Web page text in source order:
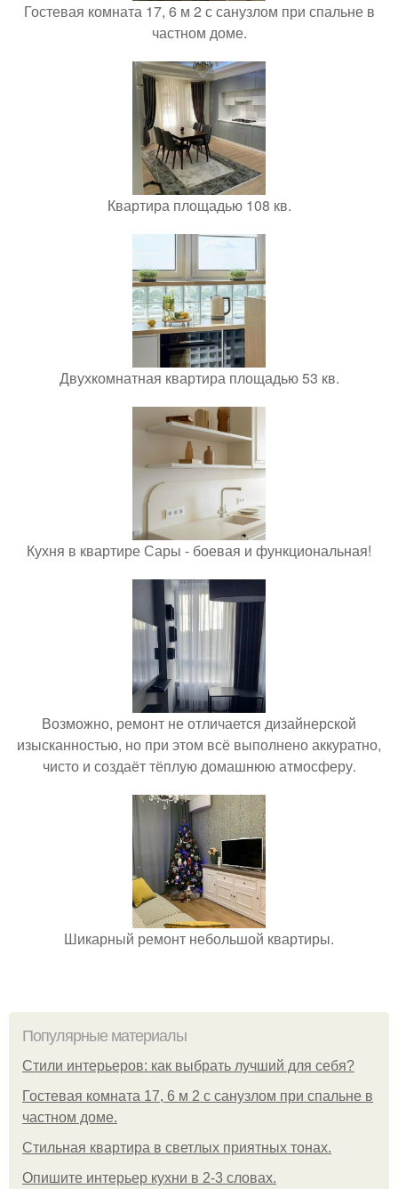
Гостевая комната 17, 6 м 2 с санузлом при спальне в
частном доме.
Квартира площадью 108 кв.
Двухкомнатная квартира площадью 53 кв.
Кухня в квартире Сары - боевая и функциональная!
Возможно, ремонт не отличается дизайнерской
изысканностью, но при этом всё выполнено аккуратно,
чисто и создаёт тёплую домашнюю атмосферу.
Шикарный ремонт небольшой квартиры.
Популярные материалы
Стили интерьеров: как выбрать лучший для себя?
Гостевая комната 17, 6 м 2 с санузлом при спальне в
частном доме.
Стильная квартира в светлых приятных тонах.
Опишите интерьер кухни в 2-3 словах.